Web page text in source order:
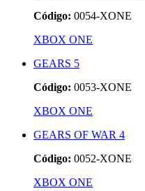
Código: 0054-XONE
XBOX ONE
GEARS 5
Código: 0053-XONE
XBOX ONE
GEARS OF WAR 4
Código: 0052-XONE
XBOX ONE